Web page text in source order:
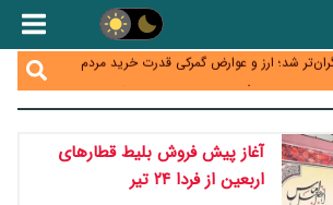
ترازنامه بانک‌ها؛ شمشیر دولبه مهار تورم و تأمین
شد؛ ارز و عوارض گمرکی قدرت خرید مردم
وزیر جهاد از تأمین کالاهای اساسی؛ «نگران
هوش مصنوعی در راه است
کاهش عرضه مسکن اجاره‌ای؛ دولت
خود را وارد بازار کند
آغاز پیش فروش بلیط قطارهای
اربعین از فردا ۲۴ تیر